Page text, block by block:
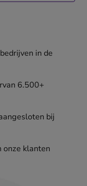
in de
6.500+
bij
onze klanten